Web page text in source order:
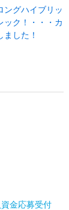
ングハイブリッ
ック！・・・カ
した！
金応募受付